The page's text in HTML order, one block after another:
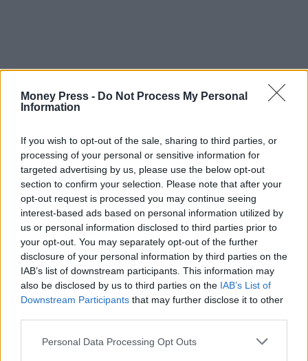
Money Press - Do Not Process My Personal
Information
If you wish to opt-out of the sale, sharing to third parties, or
processing of your personal or sensitive information for
targeted advertising by us, please use the below opt-out
section to confirm your selection. Please note that after your
opt-out request is processed you may continue seeing
interest-based ads based on personal information utilized by
us or personal information disclosed to third parties prior to
your opt-out. You may separately opt-out of the further
disclosure of your personal information by third parties on the
IAB’s list of downstream participants. This information may
also be disclosed by us to third parties on the IAB’s List of
Downstream Participants that may further disclose it to other
Personal Data Processing Opt Outs